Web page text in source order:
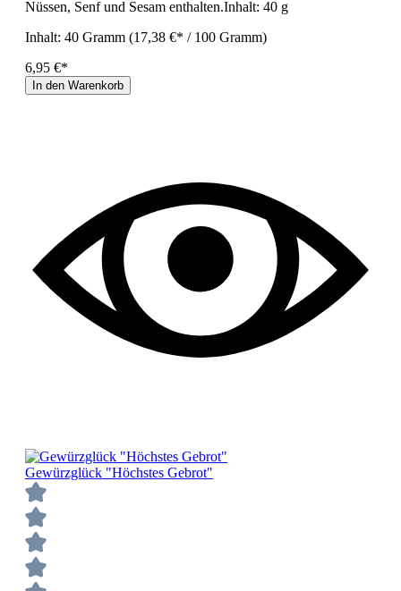
Nüssen, Senf und Sesam enthalten.Inhalt: 40 g
Inhalt: 40 Gramm (17,38 €* / 100 Gramm)
6,95 €*
In den Warenkorb
Gewürzglück "Höchstes Gebrot"